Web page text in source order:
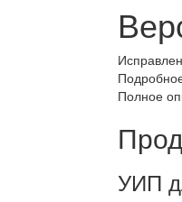
Полное
УИП